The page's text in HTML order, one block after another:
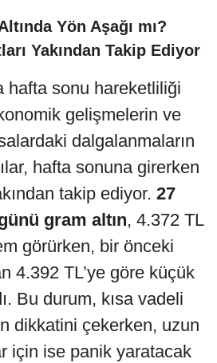
Yön Aşağı mı?
Yakından Takip Ediyor
hafta sonu hareketliliği
gelişmelerin ve
dalgalanmaların
hafta sonuna girerken
takip ediyor. 27
gram altın, 4.372 TL
görürken, bir önceki
4.392 TL’ye göre küçük
Bu durum, kısa vadeli
dikkatini çekerken, uzun
için ise panik yaratacak